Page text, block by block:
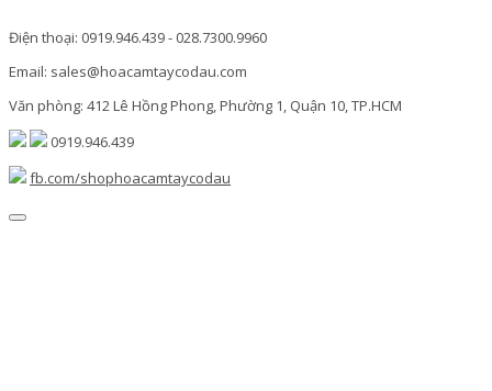
Điện thoại: 0919.946.439 - 028.7300.9960
Email: sales@hoacamtaycodau.com
Văn phòng: 412 Lê Hồng Phong, Phường 1, Quận 10, TP.HCM
0919.946.439
fb.com/shophoacamtaycodau